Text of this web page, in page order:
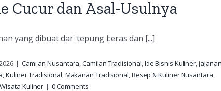
Cucur dan Asal-Usulnya
yang dibuat dari tepung beras dan [...]
| Camilan Nusantara,Camilan Tradisional,Ide Bisnis Kuliner,jajanan
,Kuliner Tradisional,Makanan Tradisional,Resep & Kuliner Nusantara,
Wisata Kuliner | 0 Comments